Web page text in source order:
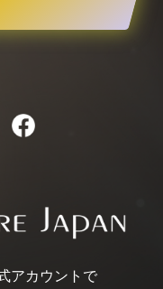
アカウントで